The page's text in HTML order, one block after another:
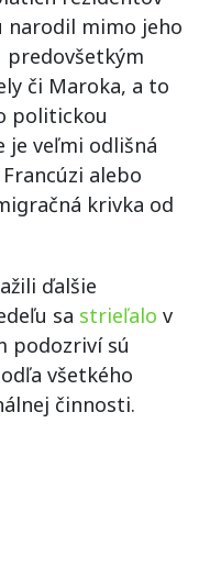
narodil mimo jeho
predovšetkým
či Maroka, a to
politickou
je veľmi odlišná
alebo
krivka od
ďalšie
sa strieľalo v
podozriví sú
všetkého
činnosti.